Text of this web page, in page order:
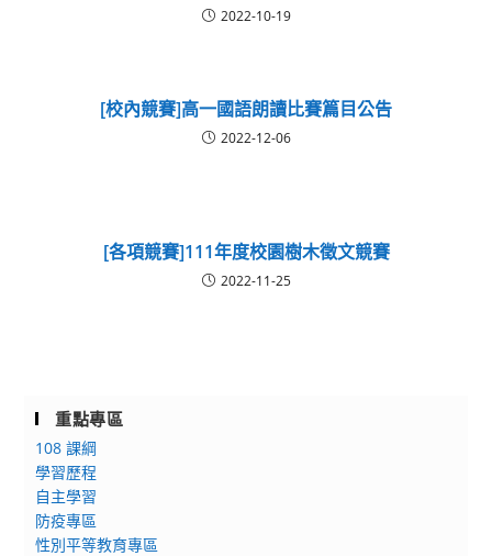
2022-10-19
[校內競賽]高一國語朗讀比賽篇目公告
2022-12-06
[各項競賽]111年度校園樹木徵文競賽
2022-11-25
重點專區
108 課綱
學習歷程
自主學習
防疫專區
性別平等教育專區